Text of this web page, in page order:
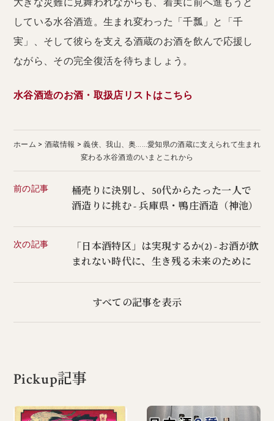
している水谷酒造。生まれ変わった「千瓢」と「千
実」、そして彼らを支える酒蔵のお酒を飲んで応援し
ながら、その完全復活を待ちましょう。
水谷酒造のお酒・取扱店リストはこちら
ホーム 酒蔵情報
義侠、我山、奥……愛知県の酒蔵に支えられて生まれ
変わる水谷酒造のいまとこれから
前の記事
桶売りに決別し、50代からたった一人で
酒造りに挑む - 兵庫県・鴨庄酒造（神池）
次の記事
「日本酒特区」は実現するか(2) - お酒が飲
まれない時代に、生き残る未来のために
すべての記事を表示
Pickup記事